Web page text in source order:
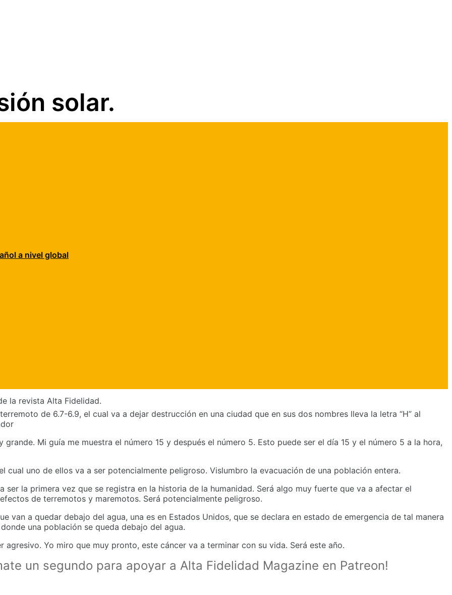
a nivel global
solar.
la revista Alta Fidelidad.
de 6.7-6.9, el cual va a dejar destrucción en una ciudad que en sus dos nombres lleva la letra “H” al
Mi guía me muestra el número 15 y después el número 5. Esto puede ser el día 15 y el número 5 a la hora,
cual uno de ellos va a ser potencialmente peligroso. Vislumbro la evacuación de una población entera.
la primera vez que se registra en la historia de la humanidad. Será algo muy fuerte que va a afectar el
de terremotos y maremotos. Será potencialmente peligroso.
van a quedar debajo del agua, una es en Estados Unidos, que se declara en estado de emergencia de tal manera
una población se queda debajo del agua.
Yo miro que muy pronto, este cáncer va a terminar con su vida. Será este año.
un segundo para apoyar a Alta Fidelidad Magazine en Patreon!